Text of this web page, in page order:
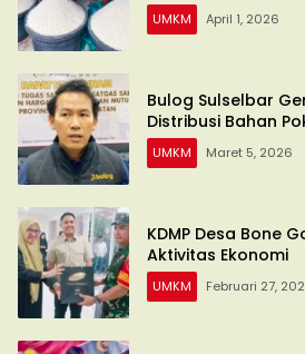
UMKM April 1, 2026
Bulog Sulselbar
Distribusi Bahan
UMKM Maret 5, 2026
KDMP Desa Bone
Aktivitas Ekonomi
UMKM Februari 27,